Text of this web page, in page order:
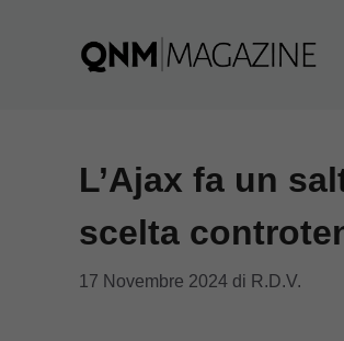
L’Ajax fa un
scelta
17 Novembre 2024 di R.D.V.